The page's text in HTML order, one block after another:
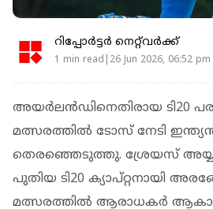
റിപ്പോർട്ടർ നെറ്റ്‌വര്‍ക്ക്‌
1 min read|26 Jun 2026, 06:52 pm
അയര്‍ലന്‍ഡിനെതിരായ ടി20
മത്സരത്തില്‍ ടോസ് നേടി
തെരഞ്ഞെടുത്തു. ശ്രേയസ്
പുതിയ ടി20 ക്യാപ്റ്റനായി
മത്സരത്തില്‍ ആരാധകര്‍